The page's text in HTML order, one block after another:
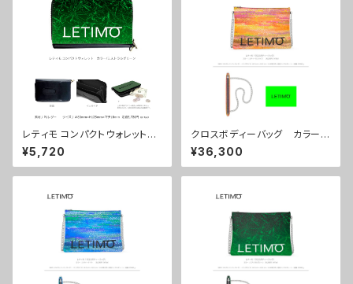
レティモ コンパクトウォレット
カラー/ミストラルグリーン ■
配送まで3週間
¥5,720
クロスボディーバッグ カラー/
シティーサンライズ ■配送ま
で約１か月
¥36,300